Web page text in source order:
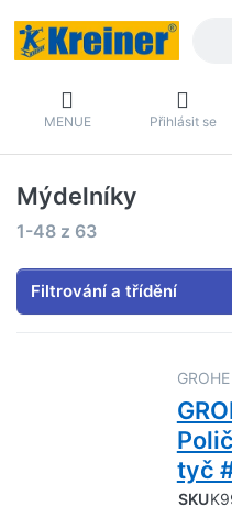
MENUE Přihlásit se
Mýdelníky
Výsledky vyhledávání:
1-48 z 63
Filtrování a třídění
tyč
SKU